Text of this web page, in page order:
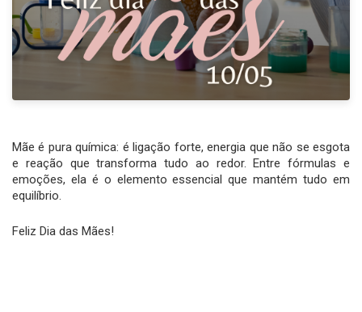
Mãe é pura química: é ligação forte, energia que não se esgota
e reação que transforma tudo ao redor. Entre fórmulas e
emoções, ela é o elemento essencial que mantém tudo em
equilíbrio.
Feliz Dia das Mães!